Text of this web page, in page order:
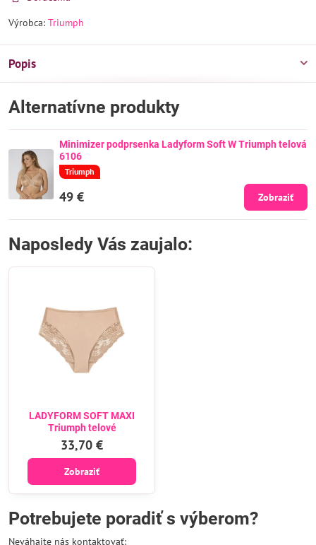
Výrobca: Triumph
Popis
Alternatívne produkty
Minimizer podprsenka Ladyform Soft W Triumph telová
6106
Triumph
49 € Zobraziť
Naposledy Vás zaujalo:
LADYFORM SOFT MAXI
Triumph telové
33,70 €
Zobraziť
Potrebujete poradiť s výberom?
Neváhajte nás kontaktovať: